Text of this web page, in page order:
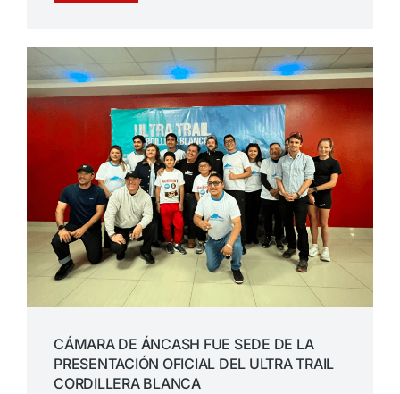
CÁMARA DE ÁNCASH FUE SEDE DE LA
PRESENTACIÓN OFICIAL DEL ULTRA TRAIL
CORDILLERA BLANCA